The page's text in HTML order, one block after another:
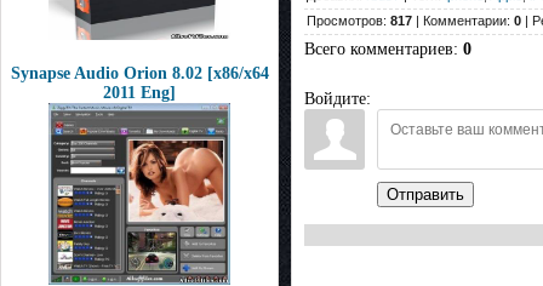
Synapse Audio Orion 8.02 [x86/x64
2011 Eng]
Просмотров: 817 | Комментарии: 0 |
Всего комментариев: 0
Войдите:
Отправить